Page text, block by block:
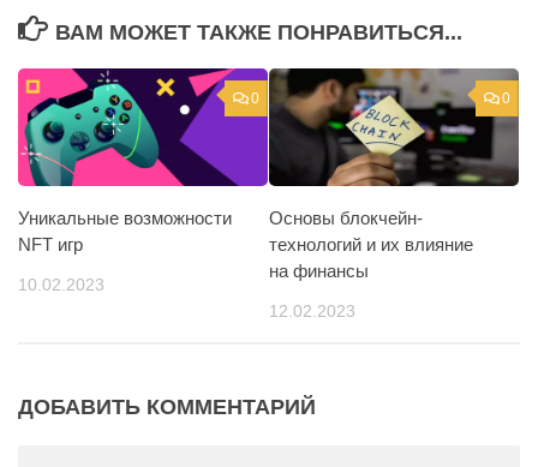
ВАМ МОЖЕТ ТАКЖЕ ПОНРАВИТЬСЯ...
0
Уникальные возможности
NFT игр
10.02.2023
0
Основы блокчейн-
технологий и их влияние
на финансы
12.02.2023
ДОБАВИТЬ КОММЕНТАРИЙ